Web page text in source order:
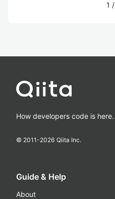
1 /
How developers code is here.
© 2011-2026 Qiita Inc.
Guide & Help
About